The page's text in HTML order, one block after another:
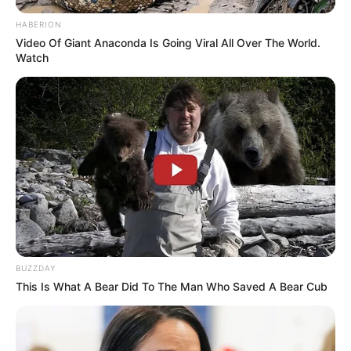
Kecepatan pesawat maksimum untuk melakukan tembakan
akurat : 0,75 mach
Kebutuhan tenaga untuk pengokangan kembali : 4 ampere
Kebutuhan tenaga untuk penembakan : 5,5 ampere
HABERION
Video Of Giant Anaconda Is Going Viral All Over The World.
Watch
BUZZDAY
This Is What A Bear Did To The Man Who Saved A Bear Cub